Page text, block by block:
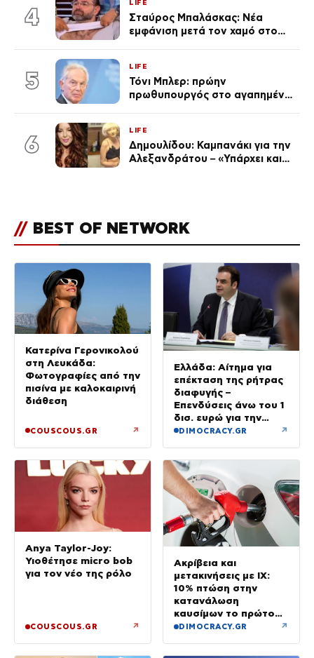
απαρατήρητη
4
LIFE
Σταύρος Μπαλάσκας: Νέα
εμφάνιση μετά τον χαμό στο
5
LIFE
Τόνι Μπλερ: πρώην
πρωθυπουργός στο αγαπημένο
6
LIFE
Δημουλίδου: Καμπανάκι για την
Αλεξανδράτου – «Υπάρχει και
// BEST OF NETWORK
Κατερίνα Γερονικολού
στη Λευκάδα:
Φωτογραφίες από την
πισίνα με καλοκαιρινή
διάθεση
COUSCOUS.GR ↗
Ελλάδα: Αίτημα για
επέκταση της ρήτρας
διαφυγής –
Επενδύσεις άνω του 1
δισ. ευρώ για την
Ενέργεια έως το 2028
DIMOCRACY.GR ↗
Anya Taylor-Joy:
Υιοθέτησε micro bob
για τον νέο της ρόλο
COUSCOUS.GR ↗
Ακρίβεια και
μετακινήσεις με ΙΧ:
10% πτώση στην
κατανάλωση
καυσίμων το πρώτο
εξάμηνο του έτους
DIMOCRACY.GR ↗